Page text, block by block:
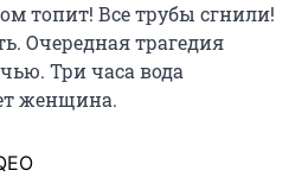
топит! Все трубы сгнили!
Очередная трагедия
Три часа вода
женщина.